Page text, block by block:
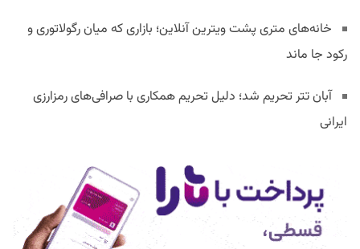
خانه‌های متری پشت ویترین آنلاین؛ بازاری که میان رگولاتوری و
رکود جا ماند
آبان تتر تحریم شد؛ دلیل تحریم همکاری با صرافی‌های رمزارزی
ایرانی